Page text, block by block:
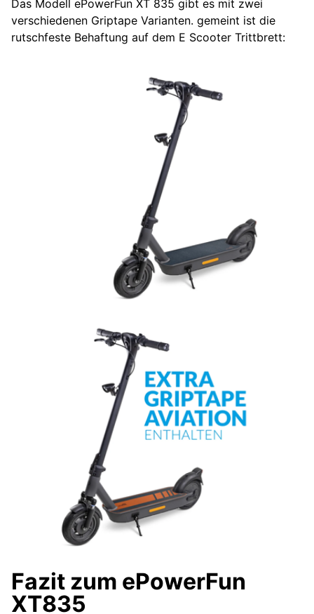
Das Modell ePowerFun XT 835 gibt es mit zwei
verschiedenen Griptape Varianten. gemeint ist die
rutschfeste Behaftung auf dem E Scooter Trittbrett:
Fazit zum ePowerFun
XT835